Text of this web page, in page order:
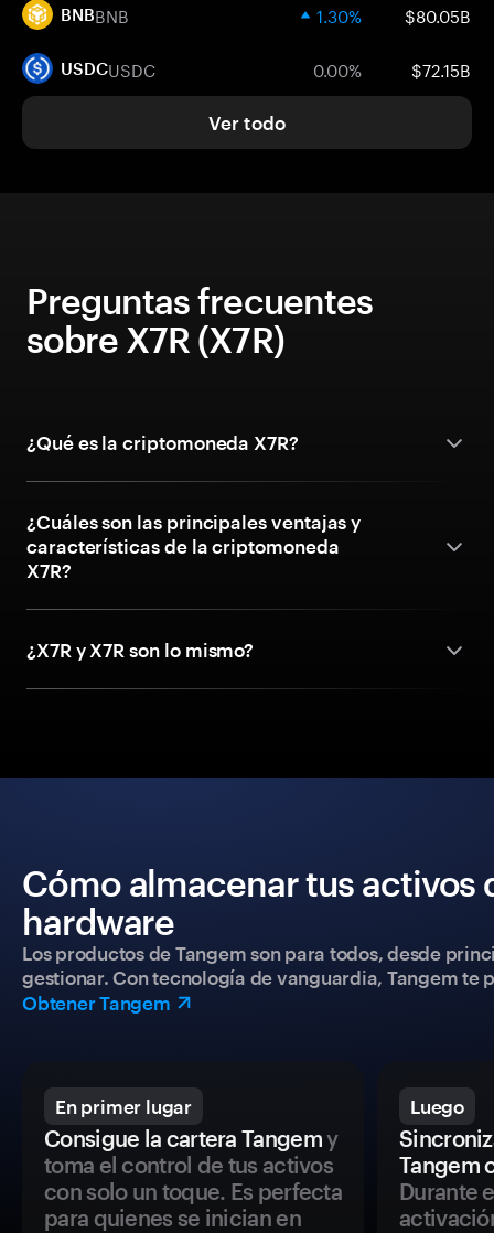
BNBBNB 1.30% $80.05B
USDCUSDC 0.00% $72.15B
Ver todo
Preguntas frecuentes
sobre X7R (X7R)
¿Qué es la criptomoneda X7R?
¿Cuáles son las principales ventajas y
características de la criptomoneda
X7R?
¿X7R y X7R son lo mismo?
Cómo almacenar tus activos
hardware
Los productos de Tangem son para todos, desde
gestionar. Con tecnología de vanguardia, Tangem
Obtener Tangem
En primer lugar
Consigue la cartera Tangemy
toma el control de tus activos
con solo un toque. Es perfecta
para quienes se inician en
Luego
Tangem
Durante